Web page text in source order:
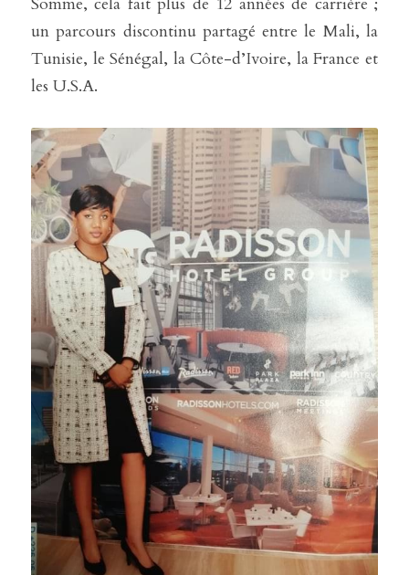
un parcours discontinu partagé entre le Mali, la
Tunisie, le Sénégal, la Côte-d’Ivoire, la France et
les U.S.A.